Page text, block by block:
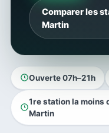
Comparer les
Martin
Ouverte 07h–21h
1re station la moins
Martin